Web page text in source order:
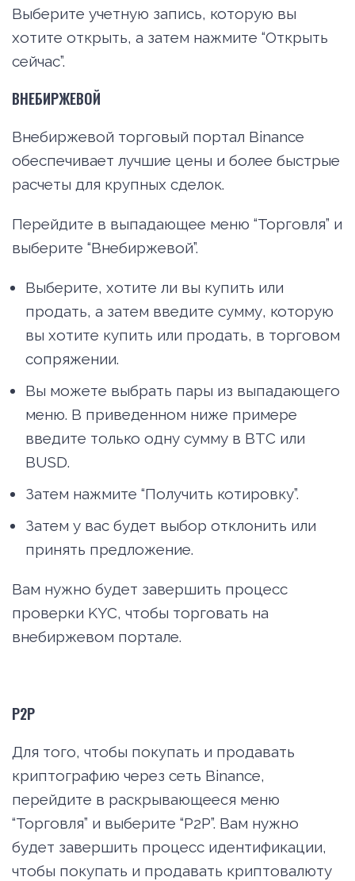
Выберите учетную запись, которую вы
хотите открыть, а затем нажмите “Открыть
сейчас”.
ВНЕБИРЖЕВОЙ
Внебиржевой торговый портал Binance
обеспечивает лучшие цены и более быстрые
расчеты для крупных сделок.
Перейдите в выпадающее меню “Торговля” и
выберите “Внебиржевой”.
Выберите, хотите ли вы купить или
продать, а затем введите сумму, которую
вы хотите купить или продать, в торговом
сопряжении.
Вы можете выбрать пары из выпадающего
меню. В приведенном ниже примере
введите только одну сумму в BTC или
BUSD.
Затем нажмите “Получить котировку”.
Затем у вас будет выбор отклонить или
принять предложение.
Вам нужно будет завершить процесс
проверки KYC, чтобы торговать на
внебиржевом портале.
P2P
Для того, чтобы покупать и продавать
криптографию через сеть Binance,
перейдите в раскрывающееся меню
“Торговля” и выберите “P2P”. Вам нужно
будет завершить процесс идентификации,
чтобы покупать и продавать криптовалюту